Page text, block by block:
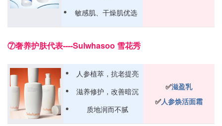
敏感肌、干燥肌优选
⑦奢养护肤代表----Sulwhasoo 雪花秀
人参植萃，抗老提亮
滋养修护，改善暗沉
质地润而不腻
✅️滋盈乳
✅️人参焕活面霜